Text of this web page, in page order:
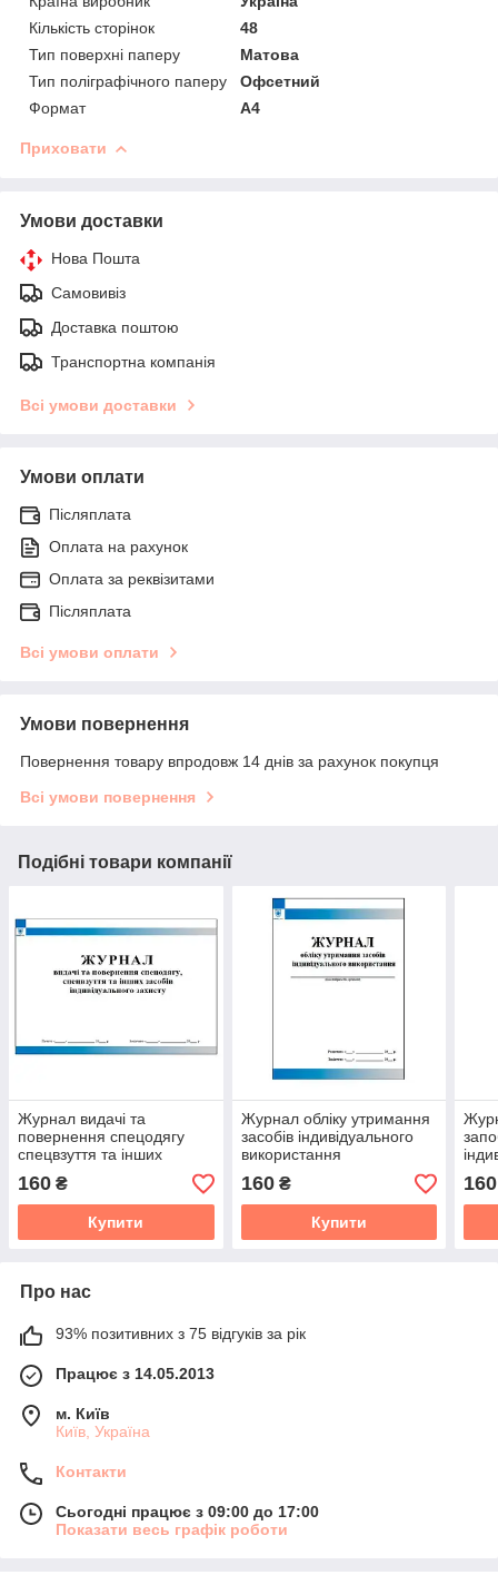
Кількість сторінок
48
Тип поверхні паперу
Матова
Тип поліграфічного паперу
Офсетний
Формат
A4
Приховати
Умови доставки
Нова Пошта
Самовивіз
Доставка поштою
Транспортна компанія
Всі умови доставки
Умови оплати
Післяплата
Оплата на рахунок
Оплата за реквізитами
Післяплата
Всі умови оплати
Умови повернення
Повернення товару впродовж 14 днів за рахунок покупця
Всі умови повернення
Подібні товари компанії
Журнал видачі та
повернення спецодягу
спецвзуття та інших
засобів індивідуального
захисту
160 ₴
Купити
Журнал обліку утримання
засобів індивідуального
використання
160₴
Купити
160
Про нас
93% позитивних з 75 відгуків за рік
Працює з 14.05.2013
м. Київ
Київ, Україна
Контакти
Сьогодні працює з 09:00 до 17:00
Показати весь графік роботи